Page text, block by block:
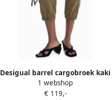
Desigual barrel cargobroek kaki
1 webshop
€ 119,-